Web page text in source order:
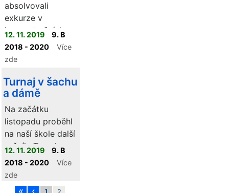
absolvovali
exkurze v
koncentračních
táborech Osvětim
( Auschwitz) a
(Birkenau).
12. 11. 2019
9. B
2018 - 2020
Více
zde
Turnaj v šachu
a dámě
Na začátku
listopadu proběhl
na naší škole další
ročník „Turnaje v
šachu a dámě“.
Celkem se turnaje
12. 11. 2019
9. B
2018 - 2020
Více
zde